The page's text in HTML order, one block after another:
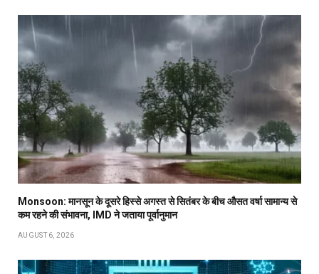
Monsoon: मानसून के दूसरे हिस्से अगस्त से सितंबर के बीच औसत वर्षा सामान्य से
कम रहने की संभावना, IMD ने जताया पूर्वानुमान
AUGUST 6, 2026